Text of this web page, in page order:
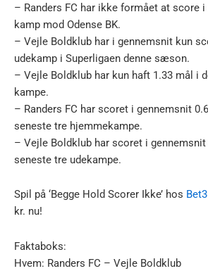
– Randers FC har ikke formået at score
kamp mod Odense BK.
– Vejle Boldklub har i gennemsnit kun
udekamp i Superligaen denne sæson.
– Vejle Boldklub har kun haft 1.33 mål i
kampe.
– Randers FC har scoret i gennemsnit
seneste tre hjemmekampe.
– Vejle Boldklub har scoret i
seneste tre udekampe.
Spil på ‘Begge Hold Scorer Ikke’ hos
kr. nu!
Faktaboks:
Hvem: Randers FC – Vejle Boldklub